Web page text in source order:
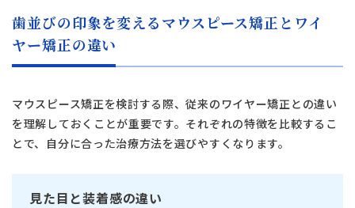
歯並びの印象を変えるマウスピース矯正とワイ
ヤー矯正の違い
マウスピース矯正を検討する際、従来のワイヤー矯正との違い
を理解しておくことが重要です。それぞれの特徴を比較するこ
とで、自分に合った治療方法を選びやすくなります。
見た目と装着感の違い